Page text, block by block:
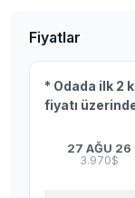
Fiyatlar
* Odada ilk 2
fiyatı
27 AĞU 26
3.970$